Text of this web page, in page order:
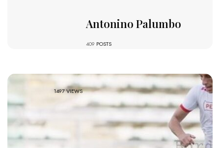
Antonino Palumbo
409 POSTS
1497 VIEWS